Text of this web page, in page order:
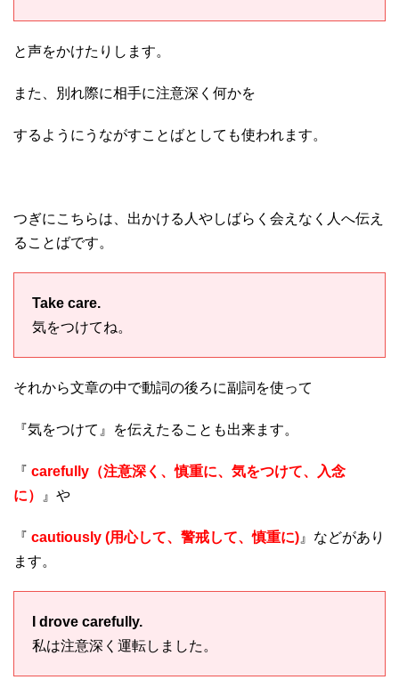
と声をかけたりします。
また、別れ際に相手に注意深く何かを
するようにうながすことばとしても使われます。
つぎにこちらは、出かける人やしばらく会えなく人へ伝え
ることばです。
Take care.
気をつけてね。
それから文章の中で動詞の後ろに副詞を使って
『気をつけて』を伝えたることも出来ます。
『 carefully（注意深く、慎重に、気をつけて、入念
に）
』や
『 cautiously (用心して、警戒して、慎重に)』などがあり
ます。
I drove carefully.
私は注意深く運転しました。